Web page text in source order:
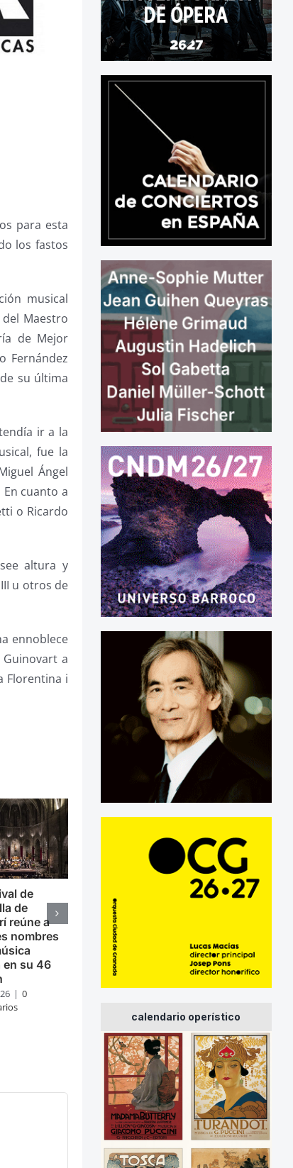
para esta
los fastos
musical
Maestro
de Mejor
Fernández
su última
ir a la
fue la
Ángel
cuanto a
o Ricardo
altura y
u otros de
ennoblece
a
Florentina i
de
de
reúne a
nombres
en su 46
| 0
calendario operístico